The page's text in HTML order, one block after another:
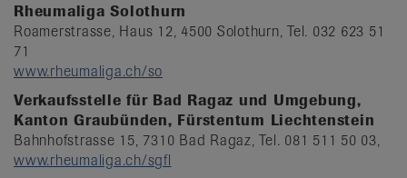
Rheumaliga Solothurn
Roamerstrasse, Haus 12, 4500 Solothurn, Tel. 032 623 51
71
www.rheumaliga.ch/so
Verkaufsstelle für Bad Ragaz und Umgebung,
Kanton Graubünden, Fürstentum Liechtenstein
Bahnhofstrasse 15, 7310 Bad Ragaz, Tel. 081 511 50 03,
www.rheumaliga.ch/sgfl